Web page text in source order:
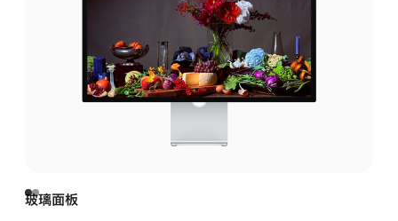
玻璃面板